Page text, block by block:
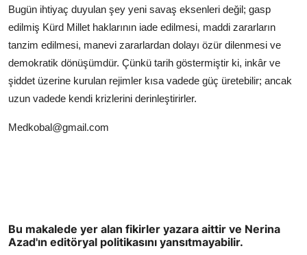
Bugün ihtiyaç duyulan şey yeni savaş eksenleri değil; gasp
edilmiş Kürd Millet haklarının iade edilmesi, maddi zararların
tanzim edilmesi, manevi zararlardan dolayı özür dilenmesi ve
demokratik dönüşümdür. Çünkü tarih göstermiştir ki, inkâr ve
şiddet üzerine kurulan rejimler kısa vadede güç üretebilir; ancak
uzun vadede kendi krizlerini derinleştirirler.
Medkobal@gmail.com
Bu makalede yer alan fikirler yazara aittir ve Nerina
Azad'ın editöryal politikasını yansıtmayabilir.